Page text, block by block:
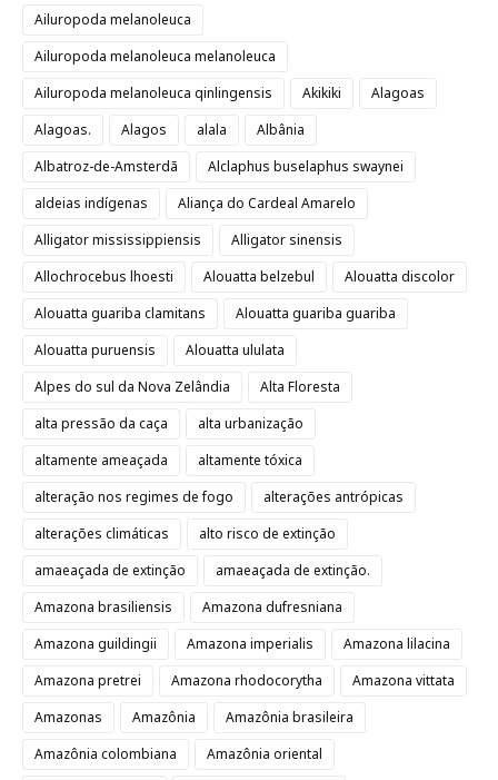
Ailuropoda melanoleuca
Ailuropoda melanoleuca melanoleuca
Ailuropoda melanoleuca qinlingensis
Akikiki
Alagoas
Alagoas.
Alagos alala
Albânia
Albatroz-de-Amsterdã
Alclaphus buselaphus swaynei
aldeias indígenas
Aliança do Cardeal Amarelo
Alligator mississippiensis
Alligator sinensis
Allochrocebus lhoesti
Alouatta belzebul
Alouatta discolor
Alouatta guariba clamitans
Alouatta guariba guariba
Alouatta puruensis
Alouatta ululata
Alpes do sul da Nova Zelândia
Alta Floresta
alta pressão da caça
alta urbanização
altamente ameaçada
altamente tóxica
alteração nos regimes de fogo
alterações antrópicas
alterações climáticas
alto risco de extinção
amaeaçada de extinção
amaeaçada de extinção.
Amazona brasiliensis
Amazona dufresniana
Amazona guildingii
Amazona imperialis
Amazona lilacina
Amazona pretrei
Amazona rhodocorytha
Amazona vittata
Amazonas
Amazônia
Amazônia brasileira
Amazônia colombiana
Amazônia oriental